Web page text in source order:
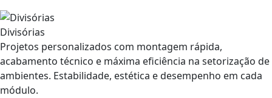
Divisórias
Projetos personalizados com montagem rápida,
acabamento técnico e máxima eficiência na setorização de
ambientes. Estabilidade, estética e desempenho em cada
módulo.